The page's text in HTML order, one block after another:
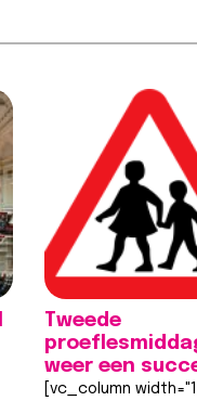
Tweede
weer een
[vc_column